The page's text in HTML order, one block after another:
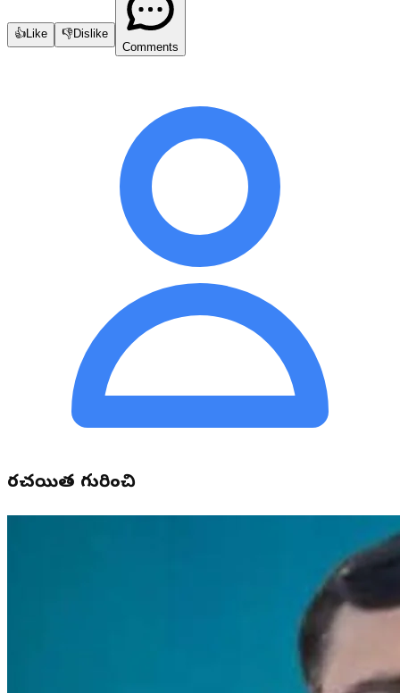
👍Like 👎Dislike
Comments
రచయిత గురించి